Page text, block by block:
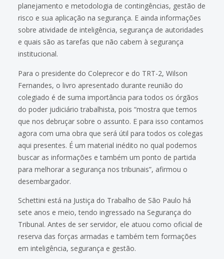
planejamento e metodologia de contingências, gestão de
risco e sua aplicação na segurança. E ainda informações
sobre atividade de inteligência, segurança de autoridades
e quais são as tarefas que não cabem à segurança
institucional.
Para o presidente do Coleprecor e do TRT-2, Wilson
Fernandes, o livro apresentado durante reunião do
colegiado é de suma importância para todos os órgãos
do poder judiciário trabalhista, pois “mostra que temos
que nos debruçar sobre o assunto. E para isso contamos
agora com uma obra que será útil para todos os colegas
aqui presentes. É um material inédito no qual podemos
buscar as informações e também um ponto de partida
para melhorar a segurança nos tribunais”, afirmou o
desembargador.
Schettini está na Justiça do Trabalho de São Paulo há
sete anos e meio, tendo ingressado na Segurança do
Tribunal. Antes de ser servidor, ele atuou como oficial de
reserva das forças armadas e também tem formações
em inteligência, segurança e gestão.